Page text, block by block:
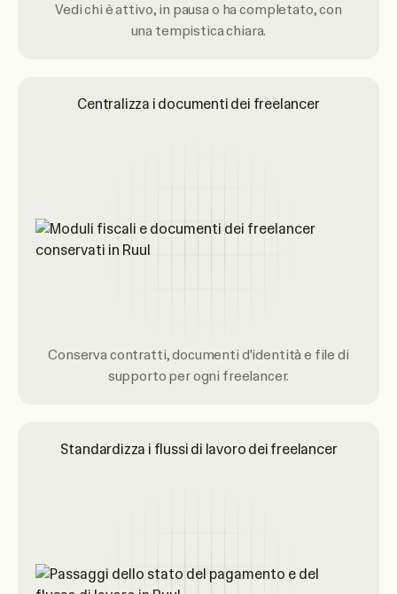
Vedi chi è attivo, in pausa o ha completato, con
una tempistica chiara.
Centralizza i documenti dei freelancer
Conserva contratti, documenti d'identità e file di
supporto per ogni freelancer.
Standardizza i flussi di lavoro dei freelancer